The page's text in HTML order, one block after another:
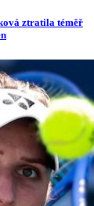
ztratila téměř